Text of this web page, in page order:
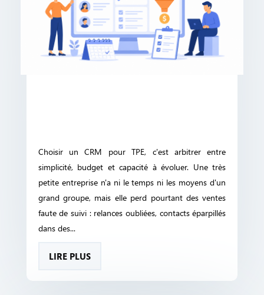
Choisir un CRM pour TPE, c'est arbitrer entre
simplicité, budget et capacité à évoluer. Une très
petite entreprise n'a ni le temps ni les moyens d'un
grand groupe, mais elle perd pourtant des ventes
faute de suivi : relances oubliées, contacts éparpillés
dans des...
LIRE PLUS